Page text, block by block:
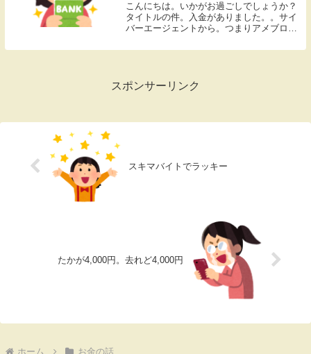
こんにちは。いかがお過ごしでしょうか？
タイトルの件。入金がありました。。サイ
バーエージェントから。つまりアメブロの
けどね。言い換えればアタシ程度の筆力で
スポンサーリンク
スキマバイトでラッキー
たかが4,000円。去れど4,000円
ホーム お金の話